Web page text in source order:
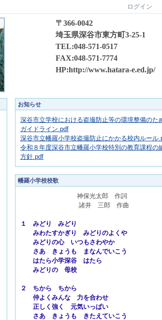
ログイン
〒366-0042
埼玉県深谷市東方町3-25-1
TEL:048-571-0517
FAX:048-571-7774
HP:http://www.hatara-e.ed.jp/
お知らせ
深谷市立学校における盗撮防止等の環境整備のた
ガイドライン.pdf
深谷市立幡羅小学校盗撮防止にかかる校内ルール
令和８年度深谷市立幡羅小学校特別の教育課程の
方針.pdf
幡羅小学校校歌
神保光太郎 作詞
諸井 三郎 作曲
１ みどり みどり
みわたすかぎり みどりのよくや
みどりの心 いつもさわやか
さあ きょうも まなんでいこう
はたら小学深谷 はたら
みどりの 母校
２ ちから ちから
仲よくみんな 力を合わせ
正しく強く 元気いっぱい
さあ きょうも きたえていこう